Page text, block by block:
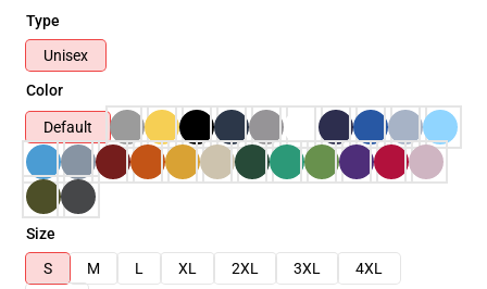
Type
Unisex
Color
Default
Size
S
M L XL 2XL 3XL
4XL